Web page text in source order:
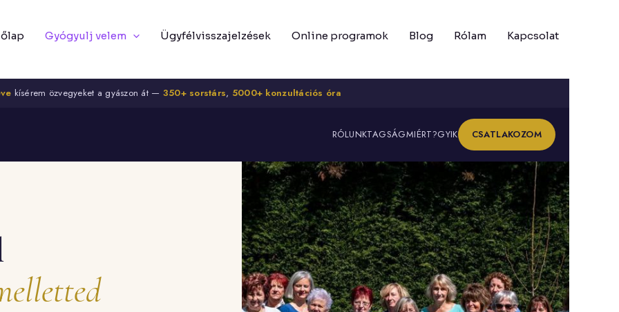
Gyógyulj velem Ügyfélvisszajelzések Online programok Blog Rólam Kapcsolat
kísérem özvegyeket a gyászon át — 350+ sorstárs, 5000+ konzultációs óra
RÓLUNKTAGSÁGMIÉRT?GYIK CSATLAKOZOM